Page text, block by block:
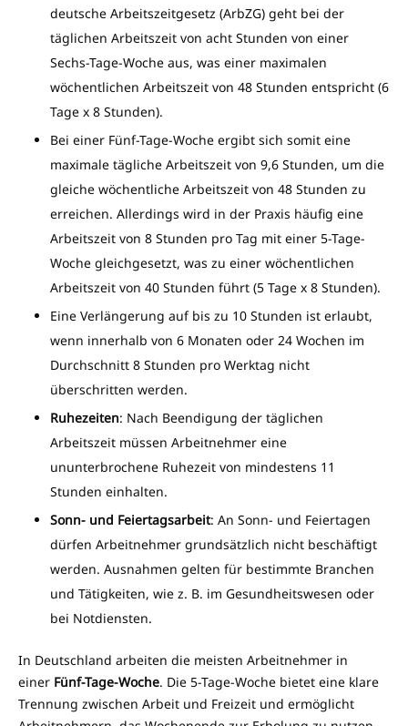
deutsche Arbeitszeitgesetz (ArbZG) geht bei der
täglichen Arbeitszeit von acht Stunden von einer
Sechs-Tage-Woche aus, was einer maximalen
wöchentlichen Arbeitszeit von 48 Stunden entspricht (6
Tage x 8 Stunden).
Bei einer Fünf-Tage-Woche ergibt sich somit eine
maximale tägliche Arbeitszeit von 9,6 Stunden, um die
gleiche wöchentliche Arbeitszeit von 48 Stunden zu
erreichen. Allerdings wird in der Praxis häufig eine
Arbeitszeit von 8 Stunden pro Tag mit einer 5-Tage-
Woche gleichgesetzt, was zu einer wöchentlichen
Arbeitszeit von 40 Stunden führt (5 Tage x 8 Stunden).
Eine Verlängerung auf bis zu 10 Stunden ist erlaubt,
wenn innerhalb von 6 Monaten oder 24 Wochen im
Durchschnitt 8 Stunden pro Werktag nicht
überschritten werden.
Ruhezeiten: Nach Beendigung der täglichen
Arbeitszeit müssen Arbeitnehmer eine
ununterbrochene Ruhezeit von mindestens 11
Stunden einhalten.
Sonn- und Feiertagsarbeit: An Sonn- und Feiertagen
dürfen Arbeitnehmer grundsätzlich nicht beschäftigt
werden. Ausnahmen gelten für bestimmte Branchen
und Tätigkeiten, wie z. B. im Gesundheitswesen oder
bei Notdiensten.
In Deutschland arbeiten die meisten Arbeitnehmer in
einer Fünf-Tage-Woche. Die 5-Tage-Woche bietet eine klare
Trennung zwischen Arbeit und Freizeit und ermöglicht